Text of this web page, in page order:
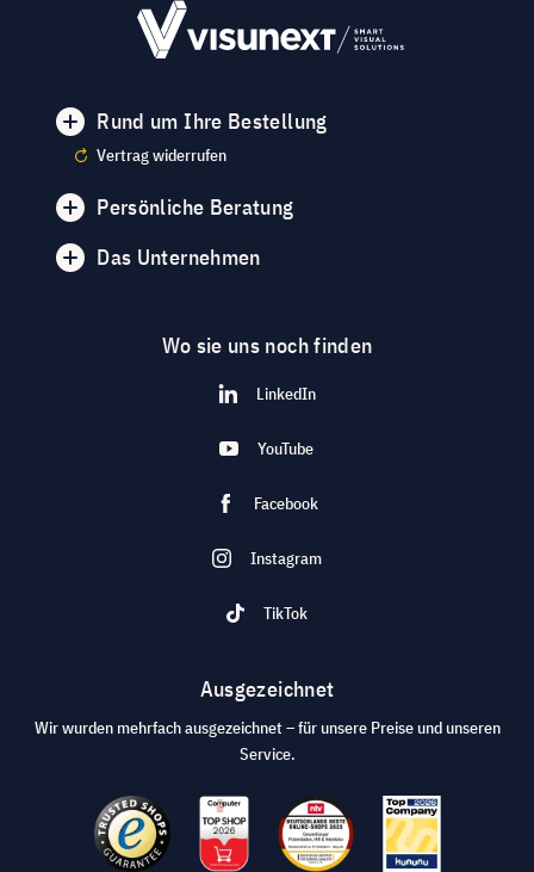
Rund um Ihre Bestellung
Vertrag widerrufen
Persönliche Beratung
Das Unternehmen
Wo sie uns noch finden
LinkedIn
YouTube
Facebook
Instagram
TikTok
Ausgezeichnet
Wir wurden mehrfach ausgezeichnet – für unsere Preise und unseren
Service.